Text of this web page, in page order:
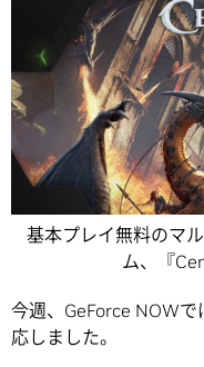
基本プレイ無料のマ
ム、『
今週、GeForce NOW
応しました。